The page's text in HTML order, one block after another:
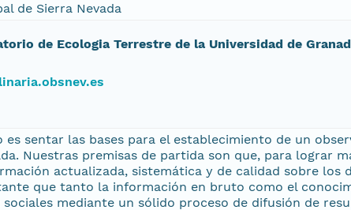
de Sierra Nevada
de Ecologia Terrestre de la Universidad de
sentar las bases para el establecimiento de un
Nuestras premisas de partida son que, para lograr
actualizada, sistemática y de calidad sobre los
que tanto la información en bruto como el
mediante un sólido proceso de difusión de